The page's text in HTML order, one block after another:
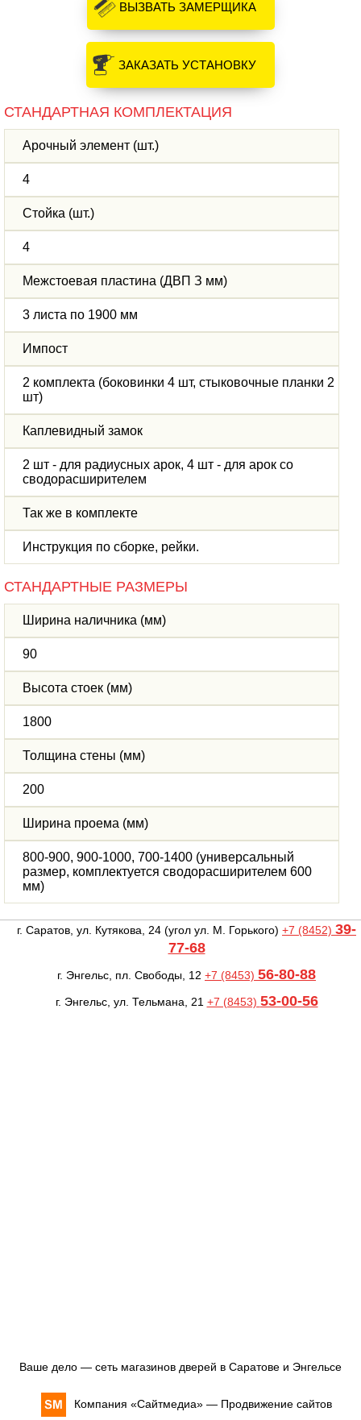
ВЫЗВАТЬ ЗАМЕРЩИКА
ЗАКАЗАТЬ УСТАНОВКУ
СТАНДАРТНАЯ КОМПЛЕКТАЦИЯ
Арочный элемент (шт.)
4
Стойка (шт.)
4
Межстоевая пластина (ДВП З мм)
3 листа по 1900 мм
Импост
2 комплекта (боковинки 4 шт, стыковочные планки 2
шт)
Каплевидный замок
2 шт - для радиусных арок, 4 шт - для арок со
сводорасширителем
Так же в комплекте
Инструкция по сборке, рейки.
СТАНДАРТНЫЕ РАЗМЕРЫ
Ширина наличника (мм)
90
Высота стоек (мм)
1800
Толщина стены (мм)
200
Ширина проема (мм)
800-900, 900-1000, 700-1400 (универсальный
размер, комплектуется сводорасширителем 600
мм)
г. Саратов, ул. Кутякова, 24 (угол ул. М. Горького) +7 (8452) 39-
77-68
г. Энгельс, пл. Свободы, 12 +7 (8453) 56-80-88
г. Энгельс, ул. Тельмана, 21 +7 (8453) 53-00-56
Ваше дело — сеть магазинов дверей в Саратове и Энгельсе
Компания «Сайтмедиа» — Продвижение сайтов